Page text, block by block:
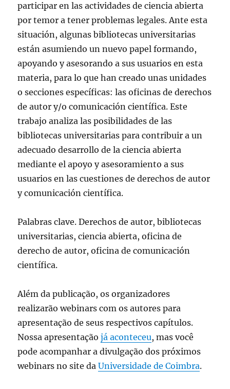
participar en las actividades de ciencia abierta
por temor a tener problemas legales. Ante esta
situación, algunas bibliotecas universitarias
están asumiendo un nuevo papel formando,
apoyando y asesorando a sus usuarios en esta
materia, para lo que han creado unas unidades
o secciones específicas: las oficinas de derechos
de autor y/o comunicación científica. Este
trabajo analiza las posibilidades de las
bibliotecas universitarias para contribuir a un
adecuado desarrollo de la ciencia abierta
mediante el apoyo y asesoramiento a sus
usuarios en las cuestiones de derechos de autor
y comunicación científica.
Palabras clave. Derechos de autor, bibliotecas
universitarias, ciencia abierta, oficina de
derecho de autor, oficina de comunicación
científica.
Além da publicação, os organizadores
realizarão webinars com os autores para
apresentação de seus respectivos capítulos.
Nossa apresentaçãojá aconteceu, mas você
pode acompanhar a divulgação dos próximos
webinars no site daUniversidade de Coimbra.